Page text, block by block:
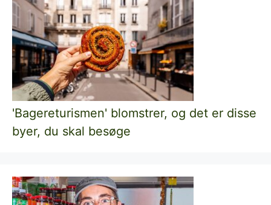
'Bagereturismen' blomstrer, og det er disse
byer, du skal besøge